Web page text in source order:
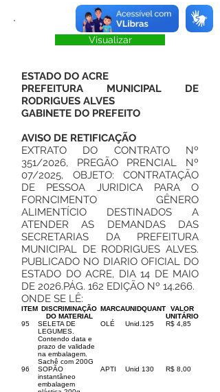
Visualizar
ESTADO DO ACRE
PREFEITURA MUNICIPAL DE
RODRIGUES ALVES
GABINETE DO PREFEITO
AVISO DE RETIFICAÇÃO
EXTRATO DO CONTRATO Nº
351/2026, PREGÃO PRENCIAL Nº
07/2025, OBJETO: CONTRATAÇÃO
DE PESSOA JURIDICA PARA O
FORNCIMENTO GÊNERO
ALIMENTÍCIO DESTINADOS A
ATENDER AS DEMANDAS DAS
SECRETARIAS DA PREFEITURA
MUNICIPAL DE RODRIGUES ALVES.
PUBLICADO NO DIARIO OFICIAL DO
ESTADO DO ACRE, DIA 14 DE MAIO
DE 2026.PÁG. 162 EDIÇÃO Nº 14.266.
ONDE SE LÊ:
ITEM DISCRIMINAÇÃO
DO MATERIAL
MARCAUNIDQUANT
VALOR
UNITÁRIO
95
SELETA DE
LEGUMES.
Contendo data e
prazo de validade
na embalagem.
Sachê com 200G
OLÉ Unid. 125 R$ 4,85
96
SOPÃO
instantâneo
embalagem
APTI Unid 130 R$ 8,00